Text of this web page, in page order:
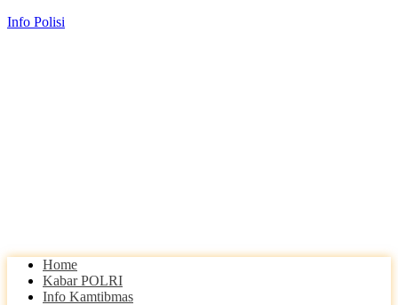
Info Polisi
Home
Kabar POLRI
Info Kamtibmas